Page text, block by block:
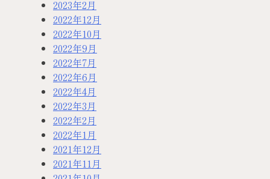
2023年2月
2022年12月
2022年10月
2022年9月
2022年7月
2022年6月
2022年4月
2022年3月
2022年2月
2022年1月
2021年12月
2021年11月